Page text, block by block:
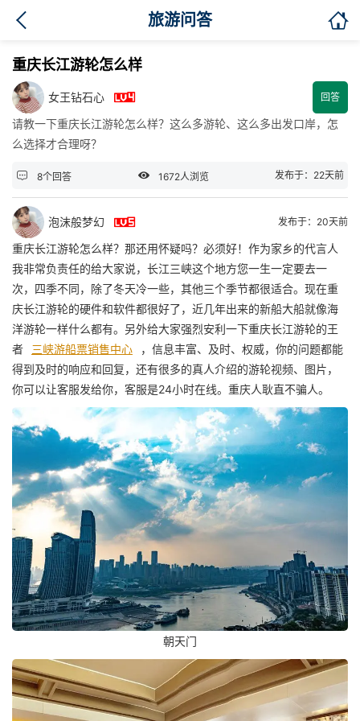
旅游问答 
重庆长江游轮怎么样
女王钻石心  回答
请教一下重庆长江游轮怎么样？这么多游轮、这么多出发口岸，怎
么选择才合理呀？
 8个回答  1672人浏览 发布于：22天前
泡沫般梦幻  发布于：20天前
重庆长江游轮怎么样？那还用怀疑吗？必须好！作为家乡的代言人
我非常负责任的给大家说，长江三峡这个地方您一生一定要去一
次，四季不同，除了冬天冷一些，其他三个季节都很适合。现在重
庆长江游轮的硬件和软件都很好了，近几年出来的新船大船就像海
洋游轮一样什么都有。另外给大家强烈安利一下重庆长江游轮的王
者
三峡游船票销售中心
，信息丰富、及时、权威，你的问题都能
得到及时的响应和回复，还有很多的真人介绍的游轮视频、图片，
你可以让客服发给你，客服是24小时在线。重庆人耿直不骗人。
朝天门